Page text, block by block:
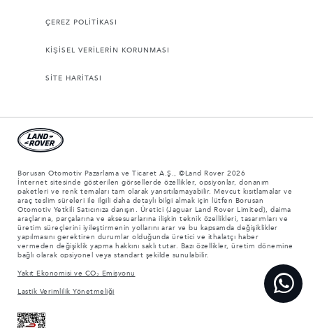
ÇEREZ POLİTİKASI
KİŞİSEL VERİLERİN KORUNMASI
SİTE HARİTASI
Borusan Otomotiv Pazarlama ve Ticaret A.Ş., ©Land Rover 2026
İnternet sitesinde gösterilen görsellerde özellikler, opsiyonlar, donanım
paketleri ve renk temaları tam olarak yansıtılamayabilir. Mevcut kısıtlamalar ve
araç teslim süreleri ile ilgili daha detaylı bilgi almak için lütfen Borusan
Otomotiv Yetkili Satıcınıza danışın. Üretici (Jaguar Land Rover Limited), daima
araçlarına, parçalarına ve aksesuarlarına ilişkin teknik özellikleri, tasarımları ve
üretim süreçlerini iyileştirmenin yollarını arar ve bu kapsamda değişiklikler
yapılmasını gerektiren durumlar olduğunda üretici ve ithalatçı haber
vermeden değişiklik yapma hakkını saklı tutar. Bazı özellikler, üretim dönemine
bağlı olarak opsiyonel veya standart şekilde sunulabilir.
Yakıt Ekonomisi ve CO₂ Emisyonu
Lastik Verimlilik Yönetmeliği